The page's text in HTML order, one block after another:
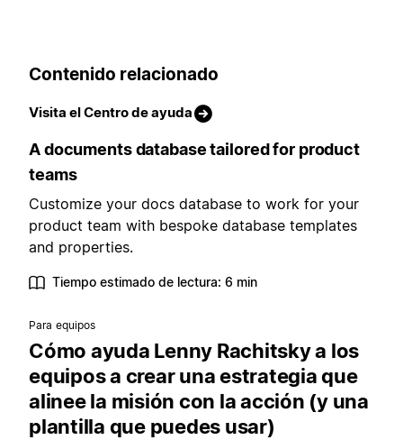
Contenido relacionado
Visita el Centro de ayuda
A documents database tailored for product
teams
Customize your docs database to work for your
product team with bespoke database templates
and properties.
Tiempo estimado de lectura: 6 min
Para equipos
Cómo ayuda Lenny Rachitsky a los
equipos a crear una estrategia que
alinee la misión con la acción (y una
plantilla que puedes usar)